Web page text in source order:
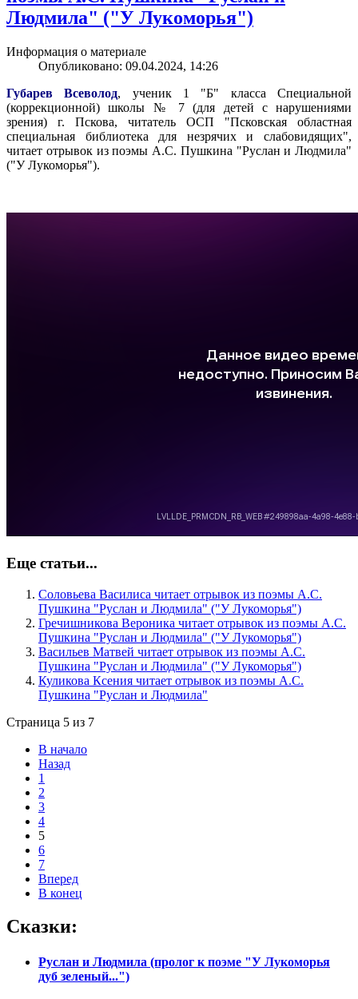
Людмила" ("У Лукоморья")
Информация о материале
Опубликовано: 09.04.2024, 14:26
Губарев Всеволод, ученик 1 "Б" класса Специальной
(коррекционной) школы № 7 (для детей с нарушениями
зрения) г. Пскова, читатель ОСП "Псковская областная
специальная библиотека для незрячих и слабовидящих",
читает отрывок из поэмы А.С. Пушкина "Руслан и Людмила"
("У Лукоморья").
Еще статьи...
Соловьева Василиса читает отрывок из поэмы А.С.
Пушкина "Руслан и Людмила" ("У Лукоморья")
Гречишникова Вероника читает отрывок из поэмы А.С.
Пушкина "Руслан и Людмила" ("У Лукоморья")
Васильев Матвей читает отрывок из поэмы А.С.
Пушкина "Руслан и Людмила" ("У Лукоморья")
Куликова Ксения читает отрывок из поэмы А.С.
Пушкина "Руслан и Людмила"
Страница 5 из 7
В начало
Назад
1
2
3
4
5
6
7
Вперед
В конец
Сказки:
Руслан и Людмила (пролог к поэме "У Лукоморья
дуб зеленый...")